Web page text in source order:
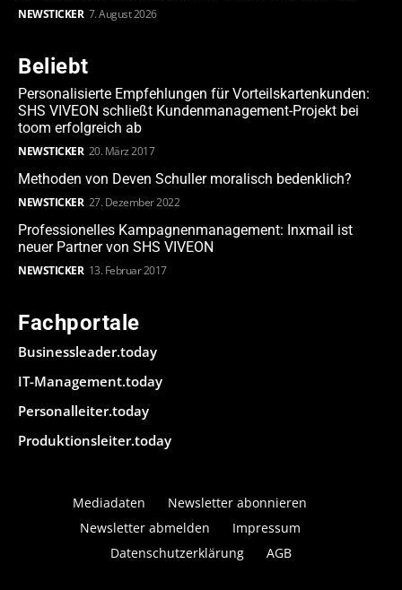
NEWSTICKER 7. August 2026
Beliebt
Personalisierte Empfehlungen für Vorteilskartenkunden:
SHS VIVEON schließt Kundenmanagement-Projekt bei
toom erfolgreich ab
NEWSTICKER 20. März 2017
Methoden von Deven Schuller moralisch bedenklich?
NEWSTICKER 27. Dezember 2022
Professionelles Kampagnenmanagement: Inxmail ist
neuer Partner von SHS VIVEON
NEWSTICKER 13. Februar 2017
Fachportale
Businessleader.today
IT-Management.today
Personalleiter.today
Produktionsleiter.today
Mediadaten
Newsletter abonnieren
Newsletter abmelden
Impressum
Datenschutzerklärung
AGB